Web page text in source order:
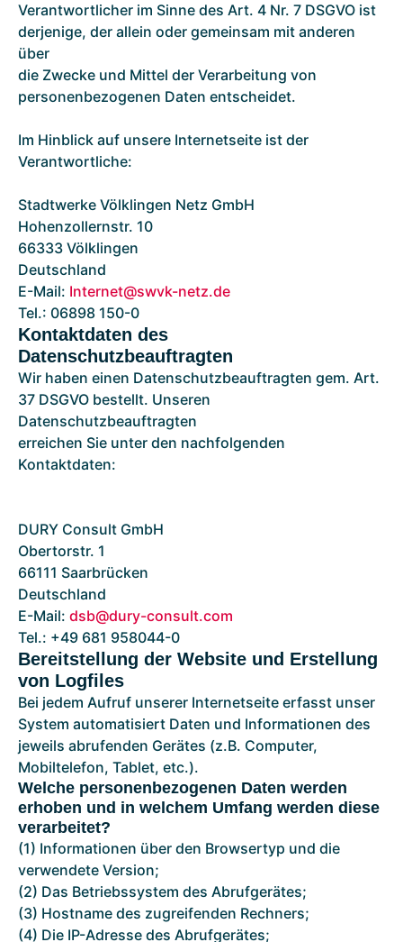
Verantwortlicher im Sinne des Art. 4 Nr. 7 DSGVO ist
derjenige, der allein oder gemeinsam mit anderen
über
die Zwecke und Mittel der Verarbeitung von
personenbezogenen Daten entscheidet.
Im Hinblick auf unsere Internetseite ist der
Verantwortliche:
Stadtwerke Völklingen Netz GmbH
Hohenzollernstr. 10
66333 Völklingen
Deutschland
E-Mail: Internet@swvk-netz.de
Tel.: 06898 150-0
Kontaktdaten des
Datenschutzbeauftragten
Wir haben einen Datenschutzbeauftragten gem. Art.
37 DSGVO bestellt. Unseren
Datenschutzbeauftragten
erreichen Sie unter den nachfolgenden
Kontaktdaten:
DURY Consult GmbH
Obertorstr. 1
66111 Saarbrücken
Deutschland
E-Mail: dsb@dury-consult.com
Tel.: +49 681 958044-0
Bereitstellung der Website und Erstellung
von Logfiles
Bei jedem Aufruf unserer Internetseite erfasst unser
System automatisiert Daten und Informationen des
jeweils abrufenden Gerätes (z.B. Computer,
Mobiltelefon, Tablet, etc.).
Welche personenbezogenen Daten werden
erhoben und in welchem Umfang werden diese
verarbeitet?
(1) Informationen über den Browsertyp und die
verwendete Version;
(2) Das Betriebssystem des Abrufgerätes;
(3) Hostname des zugreifenden Rechners;
(4) Die IP-Adresse des Abrufgerätes;